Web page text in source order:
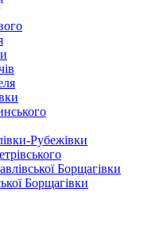
Рубежівки
Борщагівки
Борщагівки